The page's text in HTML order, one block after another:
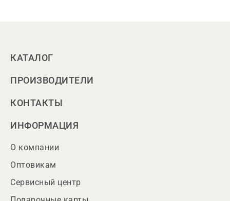
КАТАЛОГ
ПРОИЗВОДИТЕЛИ
КОНТАКТЫ
ИНФОРМАЦИЯ
О компании
Оптовикам
Сервисный центр